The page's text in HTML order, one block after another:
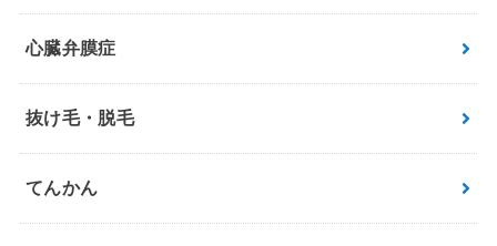
心臓弁膜症
抜け毛・脱毛
てんかん